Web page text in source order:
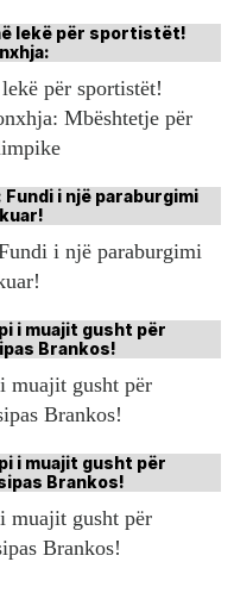
për sportistët!
Mbështetje për
i një paraburgimi
muajit gusht për
Brankos!
muajit gusht për
Brankos!